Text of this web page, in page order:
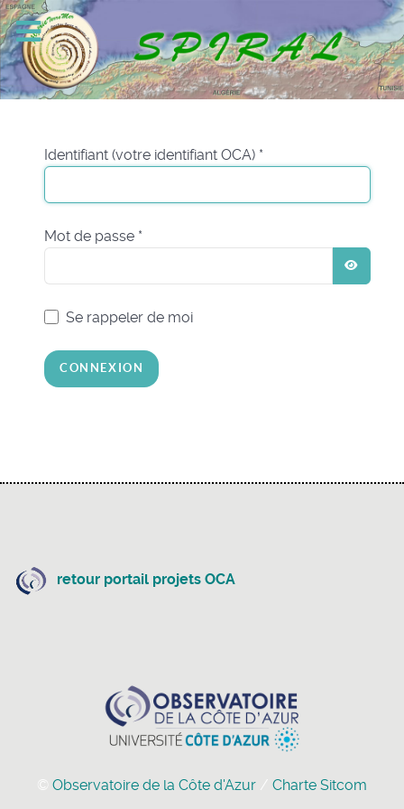
Identifiant (votre identifiant OCA) *
Mot de passe *
Se rappeler de moi
CONNEXION
retour portail projets OCA
© Observatoire de la Côte d'Azur / Charte Sitcom